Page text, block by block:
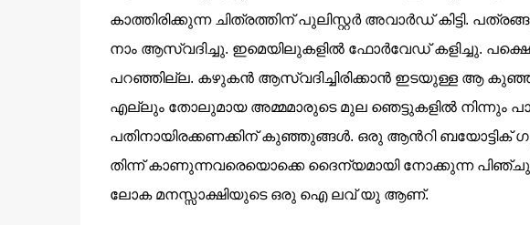
കാത്തിരിക്കുന്ന ചിത്രത്തിന് പുലിസ്റ്റര്‍ അവാര്‍ഡ്‌ കിട്ടി.
നാം ആസ്വദിച്ചു. ഇമെയിലുകളില്‍ ഫോര്‍വേഡ് കളിച്ചു.
പറഞ്ഞില്ല. കഴുകന്‍ ആസ്വദിച്ചിരിക്കാന്‍ഇടയുള്ള ആ
എല്ലും തോലുമായ അമ്മമാരുടെ മുല ഞെട്ടുകളില്‍ നിന്നും
പതിനായിരക്കണക്കിന് കുഞ്ഞുങ്ങള്‍. ഒരു ആന്‍റി ബയോട്ടിക്
തിന്ന് കാണുന്നവരെയൊക്കെ ദൈന്യമായി നോക്കുന്ന
ലോക മനസ്സാക്ഷിയുടെ ഒരു ഐ ലവ് യു ആണ്.